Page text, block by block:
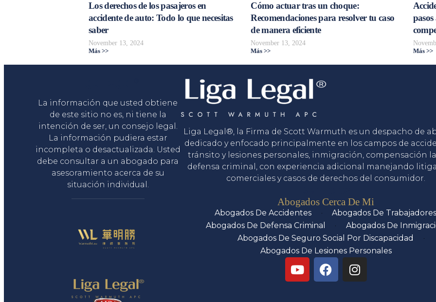
Los derechos de los pasajeros en
accidente de auto: Todo lo que necesitas
saber
November 13, 2024
Más >>
Cómo actuar tras un choque:
Recomendaciones para resolver tu caso
de manera eficiente
November 13, 2024
Más >> Más >>
La información que usted obtiene
de este sitio no es, ni tiene la
intención de ser, un consejo legal.
La información pudiera estar
incompleta o desactualizada. Usted
debe consultar a un abogado para
asesoramiento acerca de su
situación individual.
Liga Legal®, la Firma de Scott Warmuth es un despacho de
dedicado y enfocado principalmente en los campos de
tránsito y lesiones personales, inmigración, compensación
defensa criminal, con experiencia adicional manejando
comerciales y casos de derechos del consumidor.
Abogados Cerca De Mi
Abogados De Accidentes
Abogados De Trabajadores
Abogados De Defensa Criminal
Abogados De
Abogados De Seguro Social Por Discapacidad
Abogados De Lesiones Personales